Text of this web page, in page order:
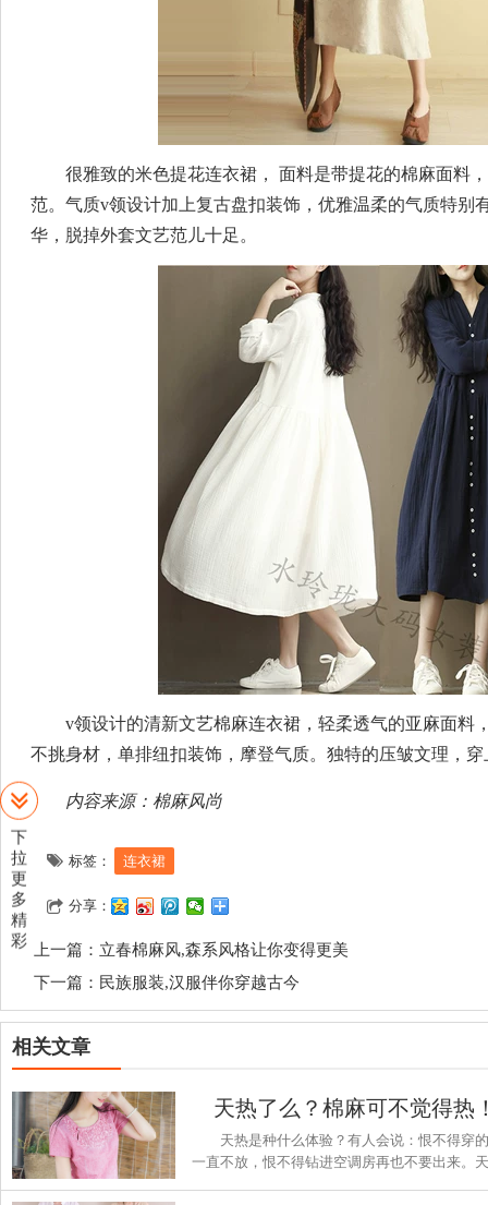
很雅致的米色提花连衣裙， 面料是带提花的棉麻面料
范。气质v领设计加上复古盘扣装饰，优雅温柔的气质特别
华，脱掉外套文艺范儿十足。
v领设计的清新文艺棉麻连衣裙，轻柔透气的亚麻面料
不挑身材，单排纽扣装饰，摩登气质。独特的压皱文理，
内容来源：棉麻风尚
标签： 连衣裙
分享：
上一篇： 立春棉麻风,森系风格让你变得更美
下一篇： 民族服装,汉服伴你穿越古今
下
拉
更
多
精
彩
相关文章
天热了么？棉麻可不觉得热
天热是种什么体验？有人会说：恨不得穿
一直不放，恨不得钻进空调房再也不要出来。